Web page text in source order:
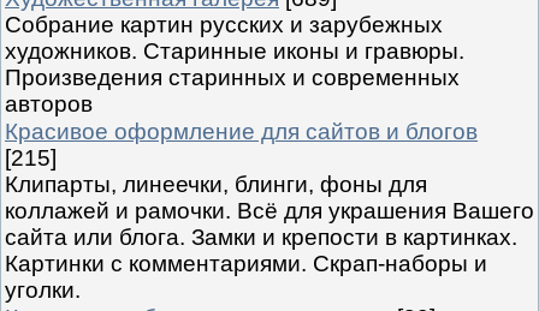
Собрание картин русских и зарубежных
художников. Старинные иконы и гравюры.
Произведения старинных и современных
авторов
Красивое оформление для сайтов и блогов
[215]
Клипарты, линеечки, блинги, фоны для
коллажей и рамочки. Всё для украшения Вашего
сайта или блога. Замки и крепости в картинках.
Картинки с комментариями. Скрап-наборы и
уголки.